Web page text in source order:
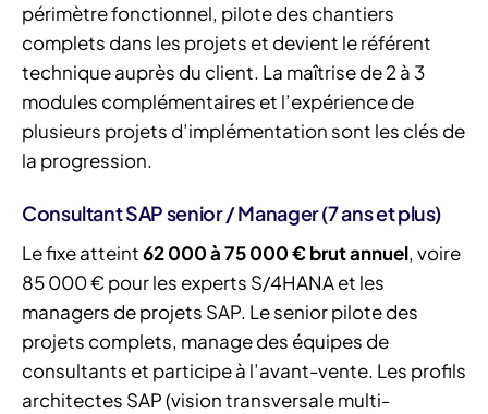
périmètre fonctionnel, pilote des chantiers
complets dans les projets et devient le référent
technique auprès du client. La maîtrise de 2 à 3
modules complémentaires et l’expérience de
plusieurs projets d’implémentation sont les clés de
la progression.
Consultant SAP senior / Manager (7 ans et plus)
Le fixe atteint62 000 à 75 000 € brut annuel, voire
85 000 € pour les experts S/4HANA et les
managers de projets SAP. Le senior pilote des
projets complets, manage des équipes de
consultants et participe à l’avant-vente. Les profils
architectes SAP (vision transversale multi-